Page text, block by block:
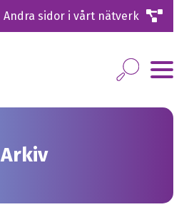
Andra sidor i vårt nätverk
Arkiv